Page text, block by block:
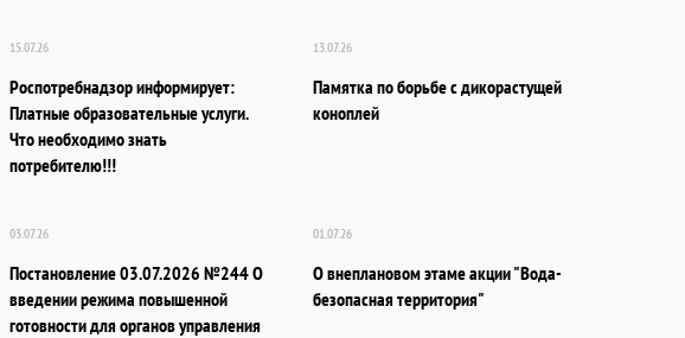
15.07.26
Роспотребнадзор информирует:
Платные образовательные услуги.
Что необходимо знать
потребителю!!!
13.07.26
Памятка по борьбе с дикорастущей
коноплей
03.07.26
Постановление 03.07.2026 №244 О
введении режима повышенной
готовности для органов управления
01.07.26
О внеплановом этаме акции "Вода-
безопасная территория"